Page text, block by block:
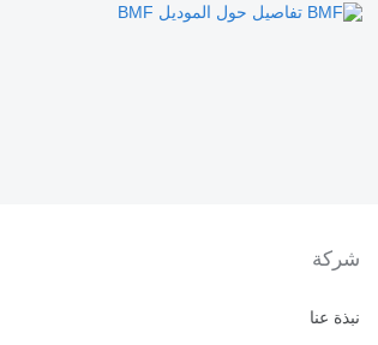
تفاصيل حول الموديل BMF
شركة
نبذة عنا